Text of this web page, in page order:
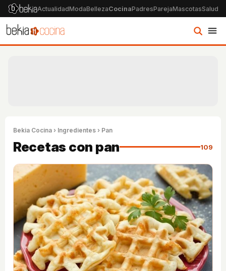
ActualidadModaBellezaCocinaPadresParejaMascotasSalud
Bekia Cocina › Ingredientes › Pan
Recetas con pan 109